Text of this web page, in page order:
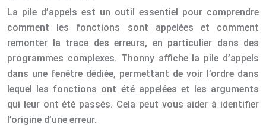
La pile d’appels est un outil essentiel pour comprendre
comment les fonctions sont appelées et comment
remonter la trace des erreurs, en particulier dans des
programmes complexes. Thonny affiche la pile d’appels
dans une fenêtre dédiée, permettant de voir l’ordre dans
lequel les fonctions ont été appelées et les arguments
qui leur ont été passés. Cela peut vous aider à identifier
l’origine d’une erreur.